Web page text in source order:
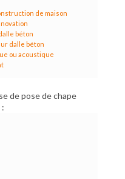
de maison
béton
dalle béton
ou acoustique
de pose de chape